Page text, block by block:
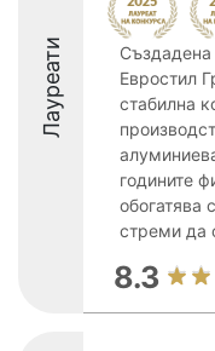
Лауреати
Създадена
Евростил
стабилна
годините
обогатява
стреми да
8.3